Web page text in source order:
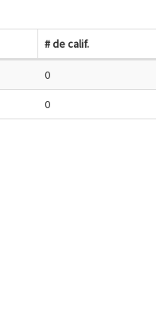
# de calif.
0
0